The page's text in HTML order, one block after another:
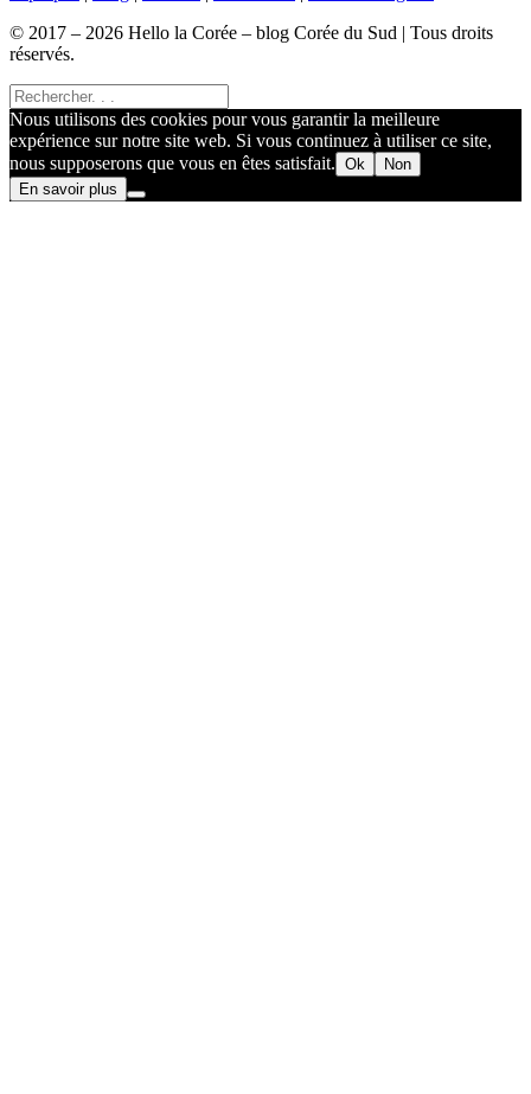
© 2017 – 2026 Hello la Corée – blog Corée du Sud | Tous droits
réservés.
Nous utilisons des cookies pour vous garantir la meilleure
expérience sur notre site web. Si vous continuez à utiliser ce site,
nous supposerons que vous en êtes satisfait. Ok
Non
En savoir plus